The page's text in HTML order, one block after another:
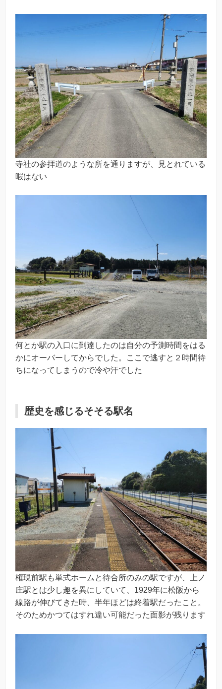
寺社の参拝道のような所を通りますが、見とれている
暇はない
何とか駅の入口に到達したのは自分の予測時間をはる
かにオーバーしてからでした。ここで逃すと２時間待
ちになってしまうので冷や汗でした
歴史を感じるそそる駅名
権現前駅も単式ホームと待合所のみの駅ですが、上ノ
庄駅とは少し趣を異にしていて、1929年に松阪から
線路が伸びてきた時、半年ほどは終着駅だったこと。
そのためかつてはすれ違い可能だった面影が残ります